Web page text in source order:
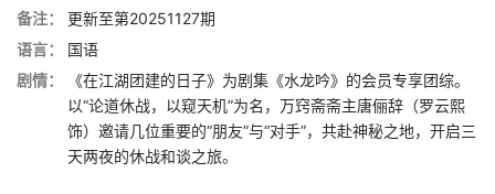
备注：
更新至第20251127期
语言：
国语
剧情：
《在江湖团建的日子》为剧集《水龙吟》的会员专享团综。
以“论道休战，以窥天机”为名，万窍斋斋主唐俪辞（罗云熙
饰）邀请几位重要的“朋友”与“对手”，共赴神秘之地，开启三
天两夜的休战和谈之旅。